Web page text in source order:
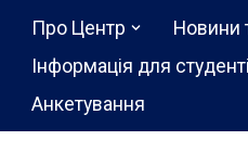
Про Центр Новини
Інформація для
Анкетування